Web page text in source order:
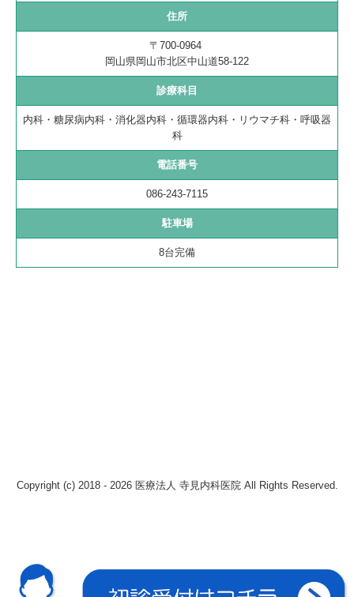
住所
〒700-0964
岡山県岡山市北区中山道58-122
診療科目
内科・糖尿病内科・消化器内科・ 循環器内科・リウマチ科・呼吸器
科
電話番号
086-243-7115
駐車場
8台完備
Copyright (c) 2018 - 2026 医療法人 寺見内科医院 All Rights Reserved.